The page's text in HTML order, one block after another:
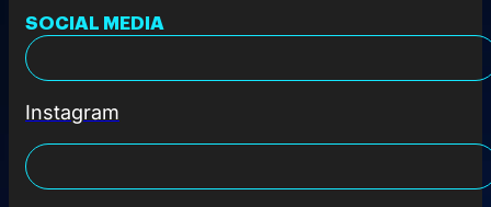
SOCIAL MEDIA
Instagram